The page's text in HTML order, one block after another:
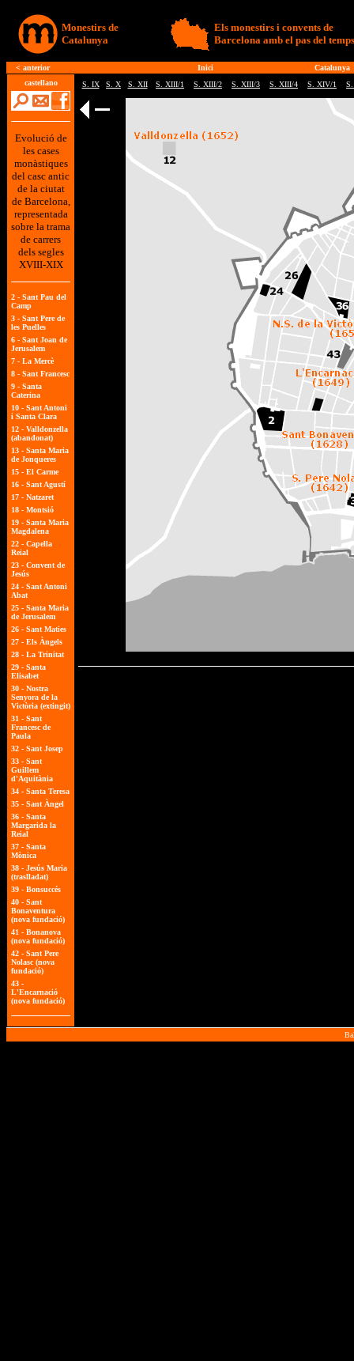
Monestirs de
Catalunya
Els monestirs i convents de
Barcelona amb el pas del temps
< anterior Inici
Catalunya
castellano
Evolució de
les cases
monàstiques
del casc antic
de la ciutat
de Barcelona,
representada
sobre la trama
de carrers
dels segles
XVIII-XIX
2 - Sant Pau del
Camp
3 - Sant Pere de
les Puelles
6 - Sant Joan de
Jerusalem
7 - La Mercè
8 - Sant Francesc
9 - Santa
Caterina
10 - Sant Antoni
i Santa Clara
12 - Valldonzella
(abandonat)
13 - Santa Maria
de Jonqueres
15 - El Carme
16 - Sant Agustí
17 - Natzaret
18 - Montsió
19 - Santa Maria
Magdalena
22 - Capella
Reial
23 - Convent de
Jesús
24 - Sant Antoni
Abat
25 - Santa Maria
de Jerusalem
26 - Sant Maties
27 - Els Àngels
28 - La Trinitat
29 - Santa
Elisabet
30 - Nostra
Senyora de la
Victòria (extingit)
31 - Sant
Francesc de
Paula
32 - Sant Josep
33 - Sant
Guillem
d'Aquitània
34 - Santa Teresa
35 - Sant Àngel
36 - Santa
Margarida la
Reial
37 - Santa
Mònica
38 - Jesús Maria
(traslladat)
39 - Bonsuccés
40 - Sant
Bonaventura
(nova fundació)
41 - Bonanova
(nova fundació)
42 - Sant Pere
Nolasc (nova
fundació)
43 -
L'Encarnació
(nova fundació)
S. IX S. X S. XII S. XIII/1 S. XIII/2 S. XIII/3 S. XIII/4 S. XIV/1